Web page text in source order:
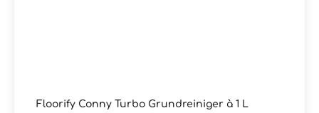
Floorify Conny Turbo Grundreiniger à 1 L